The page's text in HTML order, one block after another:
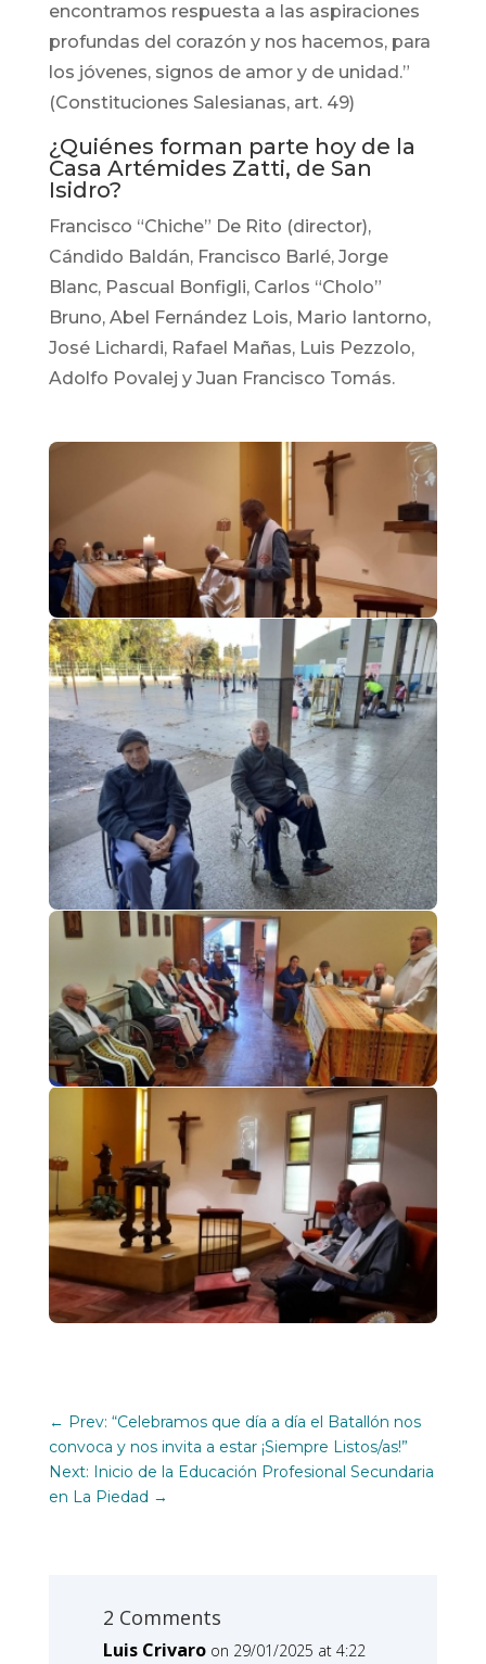
encontramos respuesta a las aspiraciones
profundas del corazón y nos hacemos, para
los jóvenes, signos de amor y de unidad.”
(Constituciones Salesianas, art. 49)
¿Quiénes forman parte hoy de la
Casa Artémides Zatti, de San
Isidro?
Francisco “Chiche” De Rito (director),
Cándido Baldán, Francisco Barlé, Jorge
Blanc, Pascual Bonfigli, Carlos “Cholo”
Bruno, Abel Fernández Lois, Mario Iantorno,
José Lichardi, Rafael Mañas, Luis Pezzolo,
Adolfo Povalej y Juan Francisco Tomás.
← Prev: “Celebramos que día a día el Batallón nos
convoca y nos invita a estar ¡Siempre Listos/as!”
Next: Inicio de la Educación Profesional Secundaria
en La Piedad →
2 Comments
Luis Crivaro on 29/01/2025 at 4:22